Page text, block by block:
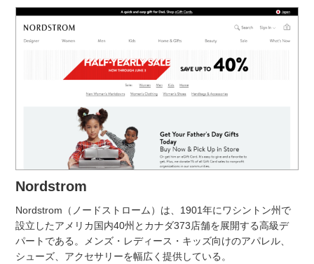
Nordstrom
Nordstrom（ノードストローム）は、1901年にワシントン州で
設立したアメリカ国内40州とカナダ373店舗を展開する高級デ
パートである。メンズ・レディース・キッズ向けのアパレル、
シューズ、アクセサリーを幅広く提供している。